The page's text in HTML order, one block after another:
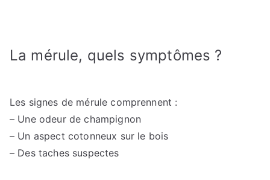
La mérule, quels symptômes ?
Les signes de mérule comprennent :
– Une odeur de champignon
– Un aspect cotonneux sur le bois
– Des taches suspectes